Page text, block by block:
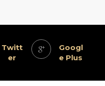
Twitt
er
Googl
e Plus